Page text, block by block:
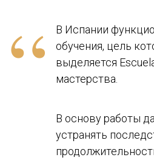
“
В Испании
обучения, цель
выделяется
мастерства.
В основу работы
устранять